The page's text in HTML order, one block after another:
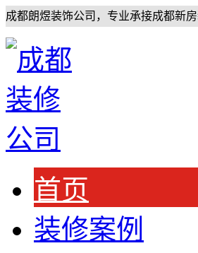
成都朗煜装饰公司，专业承接成都新
首页
装修案例